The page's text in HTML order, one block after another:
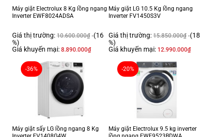
TÍNH
1 Xuất xứ
Việt Nam
Công suất tiêu
thụ
Chức năng
Kích thước
515 x 260 x 250 mm
7
Các tính năng
khác
3 đèn hồng ngoại, Đui sứ dài, dây chịu nhiệt,
bóng đèn lớn
Máy giặt Electrolux 8 Kg lồng ngang
Inverter EWF8024ADSA
Giá thị trường: 10.600.000₫ (16
%)
Giá khuyến mại: 8.890.000₫
Máy giặt LG 10.5 Kg lồng ngang
Inverter FV1450S3V
Giá thị trường: 15.850.000₫ (18
%)
Giá khuyến mại: 12.990.000₫
-36%
Máy giặt sấy LG lồng ngang 8 Kg
-20%
Máy giặt Electrolux 9.5 kg inverter